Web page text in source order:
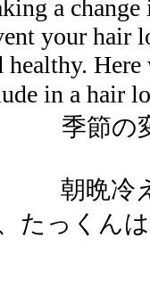
a change
your hair
in a hair
季節の
朝晩冷
たっくん